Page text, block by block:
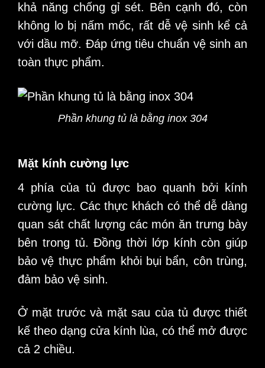
khả năng chống gỉ sét. Bên cạnh đó, còn
không lo bị nấm mốc, rất dễ vệ sinh kể cả
với dầu mỡ. Đáp ứng tiêu chuẩn vệ sinh an
toàn thực phẩm.
Phần khung tủ là bằng inox 304
Mặt kính cường lực
4 phía của tủ được bao quanh bởi kính
cường lực. Các thực khách có thể dễ dàng
quan sát chất lượng các món ăn trưng bày
bên trong tủ. Đồng thời lớp kính còn giúp
bảo vệ thực phẩm khỏi bụi bẩn, côn trùng,
đảm bảo vệ sinh.
Ở mặt trước và mặt sau của tủ được thiết
kế theo dạng cửa kính lùa, có thể mở được
cả 2 chiều.